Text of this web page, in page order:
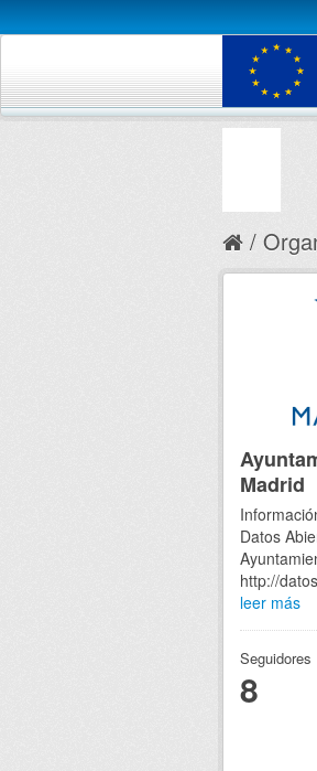
Madrid
Datos
http://
leer más
Seguidores
8